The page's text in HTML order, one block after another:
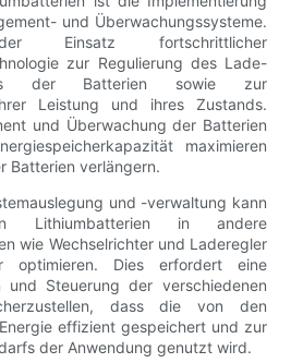
und Überwachungssysteme.
Einsatz fortschrittlicher
zur Regulierung des Lade-
der Batterien sowie zur
Leistung und ihres Zustands.
und Überwachung der Batterien
maximieren
Batterien verlängern.
und -verwaltung kann
Lithiumbatterien in andere
wie Wechselrichter und Laderegler
optimieren. Dies erfordert eine
und Steuerung der verschiedenen
dass die von den
effizient gespeichert und zur
der Anwendung genutzt wird.